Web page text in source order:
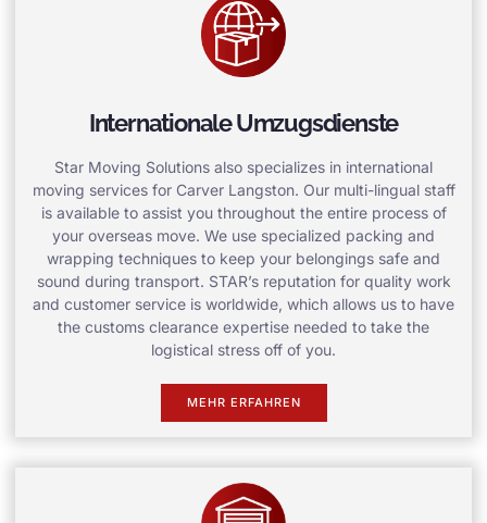
Internationale Umzugsdienste
Star Moving Solutions also specializes in international
moving services for Carver Langston. Our multi-lingual staff
is available to assist you throughout the entire process of
your overseas move. We use specialized packing and
wrapping techniques to keep your belongings safe and
sound during transport. STAR’s reputation for quality work
and customer service is worldwide, which allows us to have
the customs clearance expertise needed to take the
logistical stress off of you.
MEHR ERFAHREN